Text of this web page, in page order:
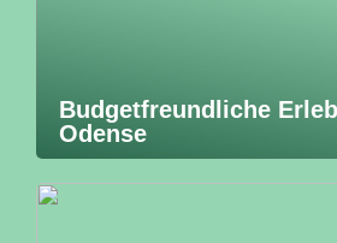
Budgetfreundliche
Odense